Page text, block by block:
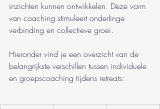
inzichten kunnen ontwikkelen. Deze vorm
van coaching stimuleert onderlinge
verbinding en collectieve groei.
Hieronder vind je een overzicht van de
belangrijkste verschillen tussen individuele
en groepscoaching tijdens retreats: